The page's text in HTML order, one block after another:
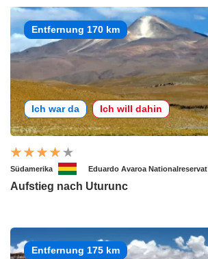
Entfernung 170 km
Ich war da Ich will dahin
Südamerika Eduardo Avaroa Nationalreservat
Aufstieg nach Uturunc
Entfernung 175 km